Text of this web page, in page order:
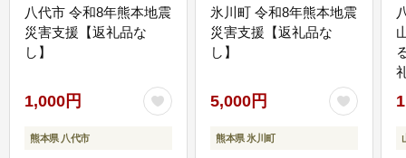
八代市 令和8年熊本地震
災害支援【返礼品な
し】
1,000円
熊本県 八代市
氷川町 令和8年熊本地震
災害支援【返礼品な
し】
5,000円
熊本県 氷川町